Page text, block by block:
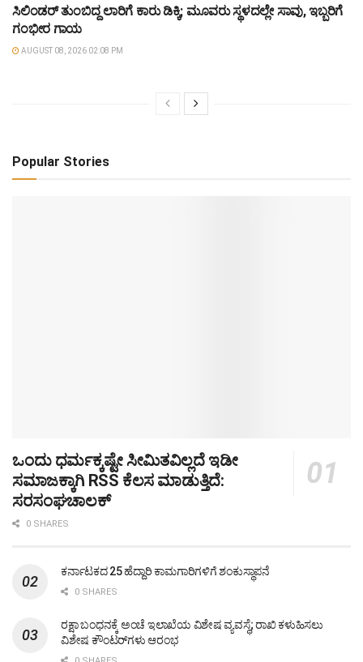
ಸಿಲಿಂಡರ್ ತುಂಬಿದ್ದ ಲಾರಿಗೆ ಕಾರು ಡಿಕ್ಕಿ; ಮೂವರು ಸ್ಥಳದಲ್ಲೇ ಸಾವು, ಇಬ್ಬರಿಗೆ
ಗಂಭೀರ ಗಾಯ
AUGUST 08, 2026 02:08 PM
Popular Stories
ಒಂದು ಧರ್ಮಕ್ಕಷ್ಟೇ ಸೀಮಿತವಿಲ್ಲದೆ ಇಡೀ
ಸಮಾಜಕ್ಕಾಗಿ RSS ಕೆಲಸ ಮಾಡುತ್ತಿದೆ:
ಸರಸಂಘಚಾಲಕ್
0 SHARES
ಕರ್ನಾಟಕದ 25 ಹೆದ್ದಾರಿ ಕಾಮಗಾರಿಗಳಿಗೆ ಶಂಕುಸ್ಥಾಪನೆ
0 SHARES
ರಕ್ಷಾ ಬಂಧನಕ್ಕೆ ಅಂಚೆ ಇಲಾಖೆಯ ವಿಶೇಷ ವ್ಯವಸ್ಥೆ; ರಾಖಿ ಕಳುಹಿಸಲು
ವಿಶೇಷ ಕೌಂಟರ್‌ಗಳು ಆರಂಭ